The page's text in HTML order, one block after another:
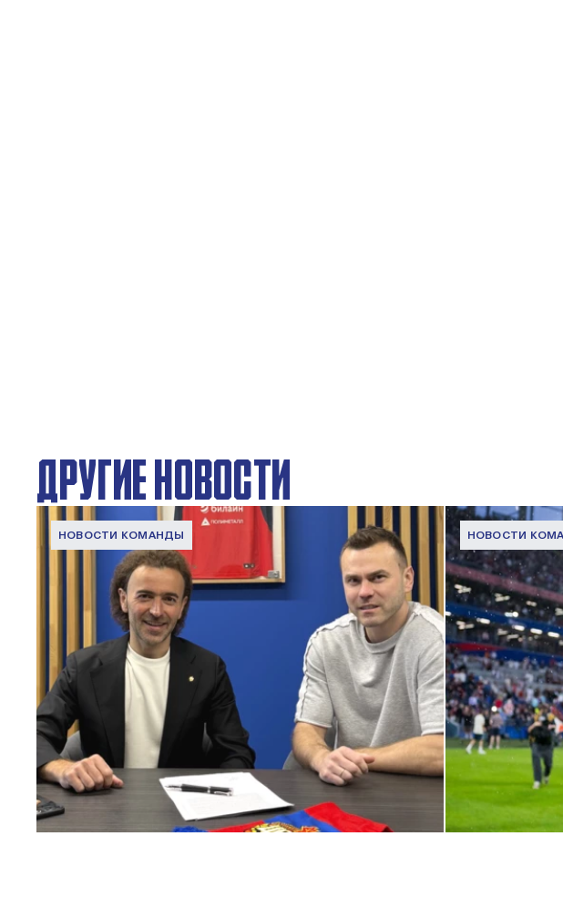
ДРУГИЕ НОВОСТИ
НОВОСТИ КОМАНДЫ
Капитан – с нами!
2 ИЮНЯ 2026 12:55
НОВОСТИ
Дмитрий
1 ИЮНЯ 2026 16:57